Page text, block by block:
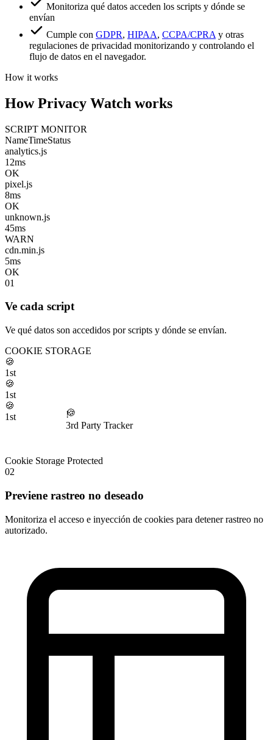
Monitoriza qué datos acceden los scripts y dónde se
envían
Cumple con GDPR, HIPAA, CCPA/CPRA y otras
regulaciones de privacidad monitorizando y controlando el
flujo de datos en el navegador.
How it works
How Privacy Watch works
SCRIPT MONITOR
NameTimeStatus
analytics.js
12ms
OK
pixel.js
8ms
OK
unknown.js
45ms
WARN
cdn.min.js
5ms
OK
01
Ve cada script
Ve qué datos son accedidos por scripts y dónde se envían.
COOKIE STORAGE
🍪
1st
🍪
1st
🍪
1st